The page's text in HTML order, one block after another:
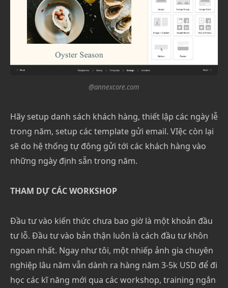
@annexcore.com
Hãy setup danh sách khách hàng, thiết lập các ngày lễ
trong năm, setup các template gửi email. VIệc còn lại
sẽ do hệ thống tự đông gửi tới các khách hàng vào
những ngày định sẵn trong năm.
THAM DỰ CÁC WORKSHOP
Đầu tư vào kiến thức chưa bao giờ là một khoản đầu
tư lỗ. Đầu tư vào bản thận luôn là cách đầu tư khôn
ngoan nhất. Ngay như tôi, một nhiếp ảnh gia chuyên
nghiệp lâu năm vẫn dành ra hàng năm 3-5k USD để đi
học các kĩ năng mới qua các workshop, training ngắn